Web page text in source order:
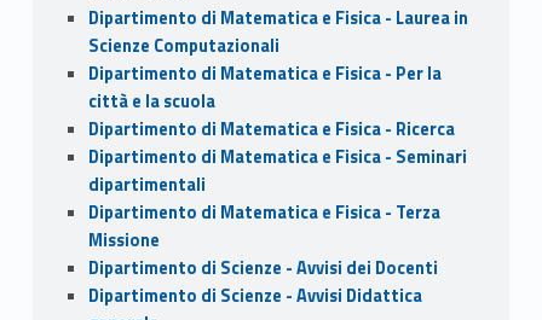
Dipartimento di Matematica e Fisica - Laurea in
Scienze Computazionali
Dipartimento di Matematica e Fisica - Per la
città e la scuola
Dipartimento di Matematica e Fisica - Ricerca
Dipartimento di Matematica e Fisica - Seminari
dipartimentali
Dipartimento di Matematica e Fisica - Terza
Missione
Dipartimento di Scienze - Avvisi dei Docenti
Dipartimento di Scienze - Avvisi Didattica